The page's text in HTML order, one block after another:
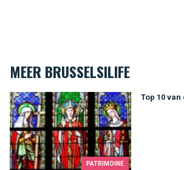
MEER BRUSSELSILIFE
PATRIMOINE
Top 10
Top 10 van de Brusselse kerken